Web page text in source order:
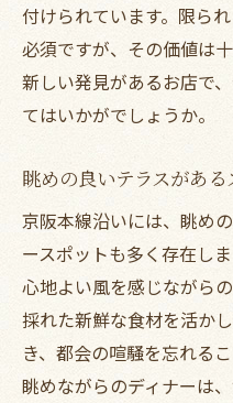
付けられています。限ら
必須ですが、その価値は
新しい発見があるお店で
てはいかがでしょうか。
眺めの良いテラスがある
京阪本線沿いには、眺め
ースポットも多く存在し
心地よい風を感じながら
採れた新鮮な食材を活か
き、都会の喧騒を忘れる
眺めながらのディナーは